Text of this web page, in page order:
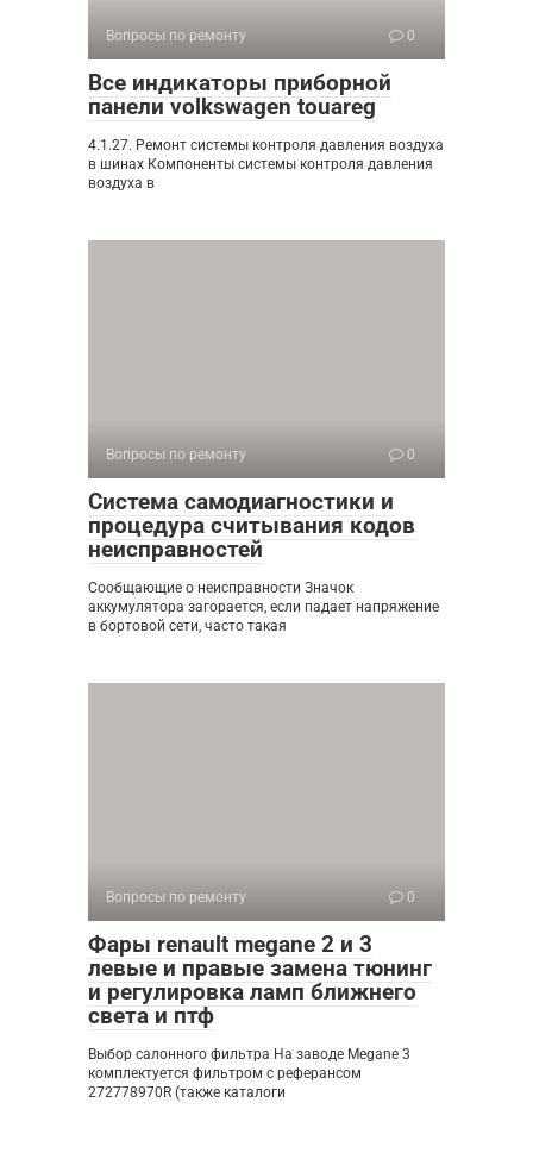
Вопросы по ремонту 0
Все индикаторы приборной
панели volkswagen touareg
4.1.27. Ремонт системы контроля давления воздуха
в шинах Компоненты системы контроля давления
воздуха в
Вопросы по ремонту 0
Система самодиагностики и
процедура считывания кодов
неисправностей
Сообщающие о неисправности Значок
аккумулятора загорается, если падает напряжение
в бортовой сети, часто такая
Вопросы по ремонту 0
Фары renault megane 2 и 3
левые и правые замена тюнинг
и регулировка ламп ближнего
света и птф
Выбор салонного фильтра На заводе Megane 3
комплектуется фильтром с реферансом
272778970R (также каталоги